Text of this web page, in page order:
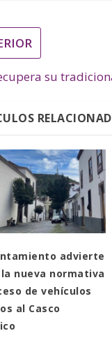
su
advierte
nueva normativa
de vehículos
al Casco